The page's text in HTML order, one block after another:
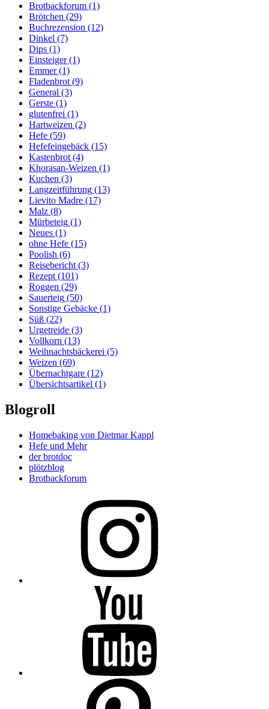
Brotbackforum (1)
Brötchen (29)
Buchrezension (12)
Dinkel (7)
Dips (1)
Einsteiger(1)
Emmer(1)
Fladenbrot (9)
General (3)
Gerste (1)
glutenfrei (1)
Hartweizen (2)
Hefe (59)
Hefefeingebäck (15)
Kastenbrot (4)
Khorasan-Weizen (1)
Kuchen (3)
Langzeitführung (13)
Lievito Madre (17)
Malz (8)
Mürbeteig (1)
Neues (1)
ohne Hefe (15)
Poolish (6)
Reisebericht (3)
Rezept (101)
Roggen (29)
Sauerteig (50)
Sonstige Gebäcke (1)
Süß (22)
Urgetreide (3)
Vollkorn (13)
Weihnachtsbäckerei (5)
Weizen (69)
Übernachtgare (12)
Übersichtsartikel (1)
Blogroll
Homebaking von Dietmar Kappl
Hefe und Mehr
der brotdoc
plötzblog
Brotbackforum